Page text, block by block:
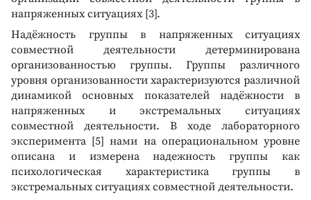
напряженных ситуациях [3].
Надёжность группы в напряженных ситуациях
совместной деятельности детерминирована
организованностью группы. Группы различного
уровня организованности характеризуются различной
динамикой основных показателей надёжности в
напряженных и экстремальных ситуациях
совместной деятельности. В ходе лабораторного
эксперимента [5] нами на операциональном уровне
описана и измерена надежность группы как
психологическая характеристика группы в
экстремальных ситуациях совместной деятельности.